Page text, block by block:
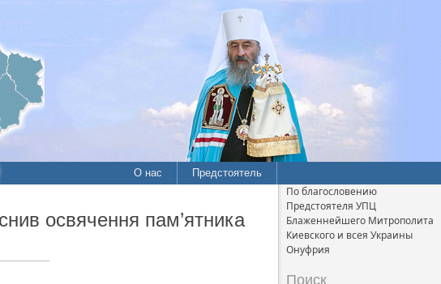
О нас Предстоятель
освячення пам’ятника
По благословению
Предстоятеля УПЦ
Блаженнейшего Митрополита
Киевского и всея Украины
Онуфрия
Поиск